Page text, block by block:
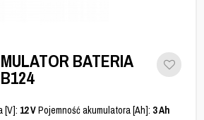
BATERIA
[V]: 12 VPojemność akumulatora [Ah]: 3 Ah